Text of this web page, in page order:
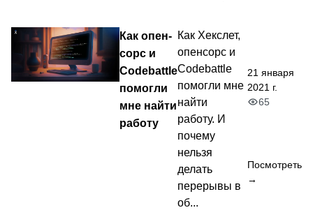
Как опен-
сорс и
Codebattle
помогли
мне найти
работу
Как Хекслет,
опенсорс и
Codebattle
помогли мне
найти
работу. И
почему
нельзя
делать
перерывы в
об...
21 января
2021 г.
65
Посмотреть
→